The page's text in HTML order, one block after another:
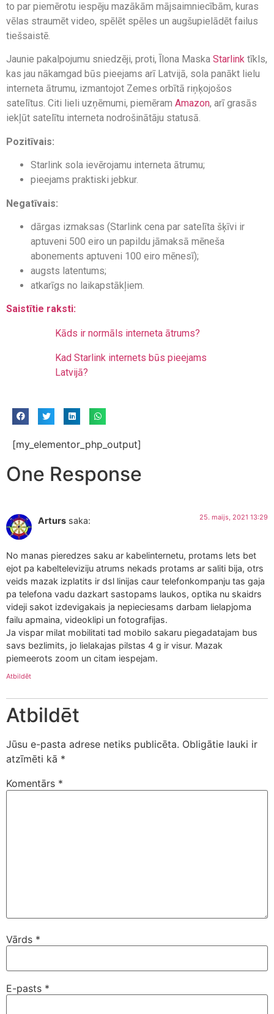
to par piemērotu iespēju mazākām mājsaimniecībām, kuras
vēlas straumēt video, spēlēt spēles un augšupielādēt failus
tiešsaistē.
Jaunie pakalpojumu sniedzēji, proti, Īlona Maska Starlink tīkls,
kas jau nākamgad būs pieejams arī Latvijā, sola panākt lielu
interneta ātrumu, izmantojot Zemes orbītā riņķojošos
satelītus. Citi lieli uzņēmumi, piemēram Amazon, arī grasās
iekļūt satelītu interneta nodrošinātāju statusā.
Pozitīvais:
Starlink sola ievērojamu interneta ātrumu;
pieejams praktiski jebkur.
Negatīvais:
dārgas izmaksas (Starlink cena par satelīta šķīvi ir
aptuveni 500 eiro un papildu jāmaksā mēneša
abonements aptuveni 100 eiro mēnesī);
augsts latentums;
atkarīgs no laikapstākļiem.
Saistītie raksti:
Kāds ir normāls interneta ātrums?
Kad Starlink internets būs pieejams
Latvijā?
[my_elementor_php_output]
One Response
Arturs saka: 25. maijs, 2021 13:29
No manas pieredzes saku ar kabelinternetu, protams lets bet
ejot pa kabelteleviziju atrums nekads protams ar saliti bija, otrs
veids mazak izplatits ir dsl linijas caur telefonkompanju tas gaja
pa telefona vadu dazkart sastopams laukos, optika nu skaidrs
videji sakot izdevigakais ja nepieciesams darbam lielapjoma
failu apmaina, videoklipi un fotografijas.
Ja vispar milat mobilitati tad mobilo sakaru piegadatajam bus
savs bezlimits, jo lielakajas pilstas 4 g ir visur. Mazak
piemeerots zoom un citam iespejam.
Atbildēt
Atbildēt
Jūsu e-pasta adrese netiks publicēta. Obligātie lauki ir
atzīmēti kā *
Komentārs *
Vārds *
E-pasts *